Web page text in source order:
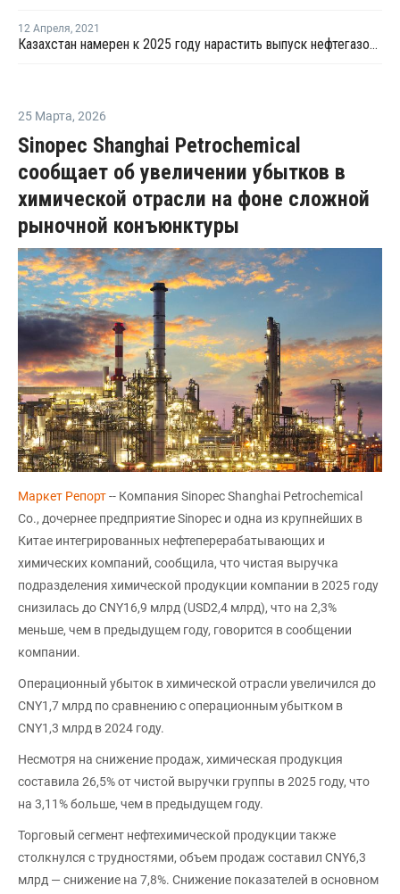
12 Апреля, 2021
Казахстан намерен к 2025 году нарастить выпуск нефтегазохимической продукции в 5,5 раз
25 Марта, 2026
Sinopec Shanghai Petrochemical
сообщает об увеличении убытков в
химической отрасли на фоне сложной
рыночной конъюнктуры
Маркет Репорт-- Компания Sinopec Shanghai Petrochemical
Co., дочернее предприятие Sinopec и одна из крупнейших в
Китае интегрированных нефтеперерабатывающих и
химических компаний, сообщила, что чистая выручка
подразделения химической продукции компании в 2025 году
снизилась до CNY16,9 млрд (USD2,4 млрд), что на 2,3%
меньше, чем в предыдущем году, говорится в сообщении
компании.
Операционный убыток в химической отрасли увеличился до
CNY1,7 млрд по сравнению с операционным убытком в
CNY1,3 млрд в 2024 году.
Несмотря на снижение продаж, химическая продукция
составила 26,5% от чистой выручки группы в 2025 году, что
на 3,11% больше, чем в предыдущем году.
Торговый сегмент нефтехимической продукции также
столкнулся с трудностями, объем продаж составил CNY6,3
млрд — снижение на 7,8%. Снижение показателей в основном